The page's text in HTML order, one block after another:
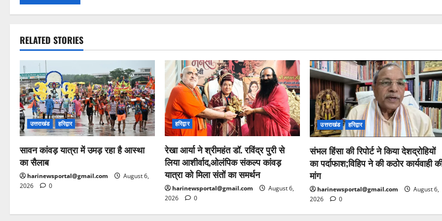
RELATED STORIES
उत्तराखंड हरिद्वार
सावन कांवड़ यात्रा में उमड़ रहा है आस्था
का सैलाब
harinewsportal@gmail.com
August 6,
2026
0
हरिद्वार
रेखा आर्या ने श्रीमहंत डॉ. रविंद्र पुरी से
लिया आशीर्वाद,ओलंपिक संकल्प कांवड़
यात्रा को मिला संतों का समर्थन
harinewsportal@gmail.com
August 6,
2026
0
उत्तराखंड हरिद्वार
संभल हिंसा की रिपोर्ट ने किया देशद्रोहियों
का पर्दाफाश;विहिप ने की कठोर कार्यवाही
मांग
harinewsportal@gmail.com
August 6,
2026
0